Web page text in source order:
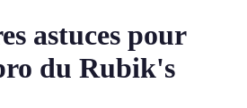
astuces pour
du Rubik's